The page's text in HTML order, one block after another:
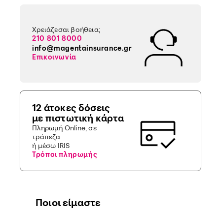
Ποιοι είμαστε
Χρειάζεσαι βοήθεια;
210 801 8000
info@magentainsurance.gr
Επικοινωνία
12 άτοκες δόσεις
με πιστωτική κάρτα
Πληρωμή Online, σε
τράπεζα
ή μέσω IRIS
Τρόποι πληρωμής